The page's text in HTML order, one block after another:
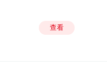
查看